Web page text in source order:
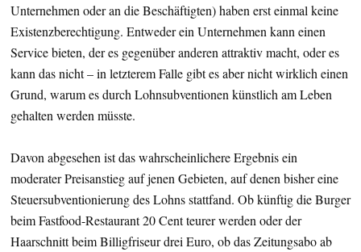
Unternehmen oder an die Beschäftigten) haben erst einmal keine
Existenzberechtigung. Entweder ein Unternehmen kann einen
Service bieten, der es gegenüber anderen attraktiv macht, oder es
kann das nicht – in letzterem Falle gibt es aber nicht wirklich einen
Grund, warum es durch Lohnsubventionen künstlich am Leben
gehalten werden müsste.
Davon abgesehen ist das wahrscheinlichere Ergebnis ein
moderater Preisanstieg auf jenen Gebieten, auf denen bisher eine
Steuersubventionierung des Lohns stattfand. Ob künftig die Burger
beim Fastfood-Restaurant 20 Cent teurer werden oder der
Haarschnitt beim Billigfriseur drei Euro, ob das Zeitungsabo ab